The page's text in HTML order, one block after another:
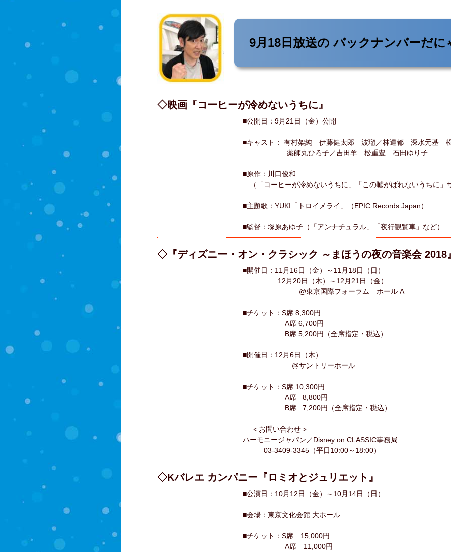
9月18日放送の バックナンバーだに
◇映画『コーヒーが冷めないうちに』
■公開日：9月21日（金）公開
■キャスト： 有村架純 伊藤健太郎 波瑠／林遣都 深水元基
薬師丸ひろ子／吉田羊 松重豊 石田ゆり子
■原作：川口俊和
（「コーヒーが冷めないうちに」「この嘘がばれないうちに」
■主題歌：YUKI「トロイメライ」（EPIC Records Japan）
■監督：塚原あゆ子（「アンナチュラル」「夜行観覧車」など）
◇『ディズニー・オン・クラシック ～まほうの夜の音楽会
■開催日：11月16日（金）～11月18日（日）
12月20日（木）～12月21日（金）
@東京国際フォーラム ホール A
■チケット：S席 8,300円
A席 6,700円
B席 5,200円（全席指定・税込）
■開催日：12月6日（木）
@サントリーホール
■チケット：S席 10,300円
A席 8,800円
B席 7,200円（全席指定・税込）
＜お問い合わせ＞
ハーモニージャパン／Disney on CLASSIC事務局
03-3409-3345（平日10:00～18:00）
◇Kバレエ カンパニー『ロミオとジュリエット』
■公演日：10月12日（金）～10月14日（日）
■会場：東京文化会館 大ホール
■チケット：S席 15,000円
A席 11,000円